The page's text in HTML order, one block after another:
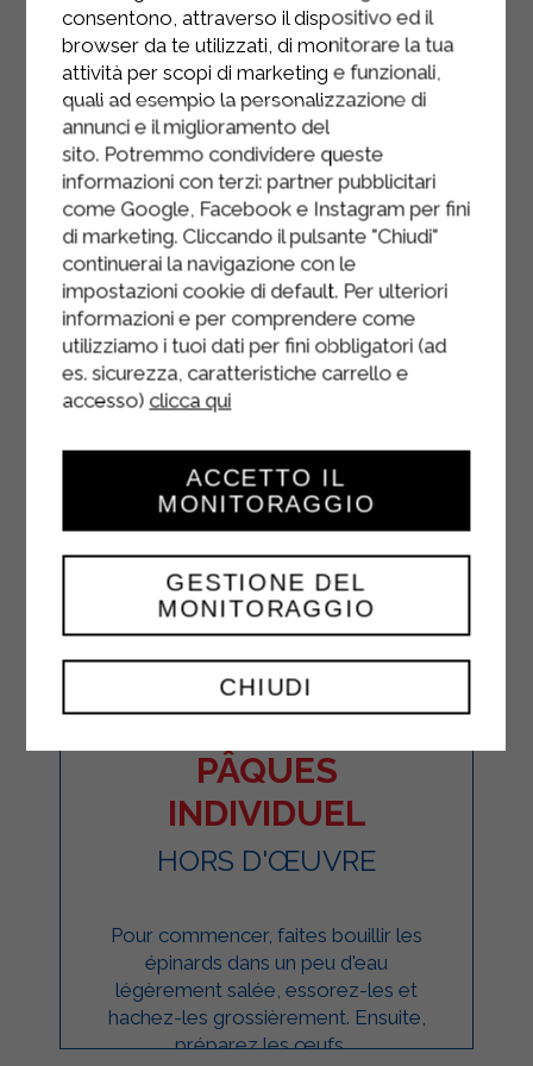
degrés.
Servir et déguster.
GÂTEAU DE
PÂQUES
INDIVIDUEL
HORS D'ŒUVRE
Pour commencer, faites bouillir les
épinards dans un peu d'eau
légèrement salée, essorez-les et
hachez-les grossièrement. Ensuite,
préparez les œufs ...
consentono, attraverso il dispositivo ed il
browser da te utilizzati, di monitorare la tua
attività per scopi di marketing e funzionali,
quali ad esempio la personalizzazione di
annunci e il miglioramento del
sito. Potremmo condividere queste
informazioni con terzi: partner pubblicitari
come Google, Facebook e Instagram per fini
di marketing. Cliccando il pulsante "Chiudi"
continuerai la navigazione con le
impostazioni cookie di default. Per ulteriori
informazioni e per comprendere come
utilizziamo i tuoi dati per fini obbligatori (ad
es. sicurezza, caratteristiche carrello e
accesso) clicca qui
CHIUDI
GESTIONE DEL
MONITORAGGIO
ACCETTO IL
MONITORAGGIO